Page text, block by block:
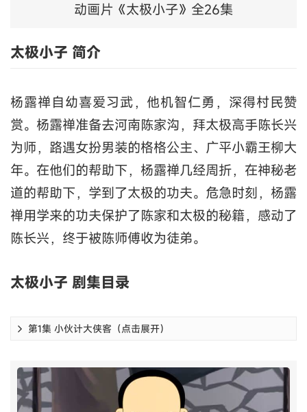
动画片《太极小子》全26集
太极小子 简介
杨露禅自幼喜爱习武，他机智仁勇，深得村民赞
赏。杨露禅准备去河南陈家沟，拜太极高手陈长兴
为师，路遇女扮男装的格格公主、广平小霸王柳大
年。在他们的帮助下，杨露禅几经周折，在神秘老
道的帮助下，学到了太极的功夫。危急时刻，杨露
禅用学来的功夫保护了陈家和太极的秘籍，感动了
陈长兴，终于被陈师傅收为徒弟。
太极小子 剧集目录
第1集 小伙计大侠客（点击展开）